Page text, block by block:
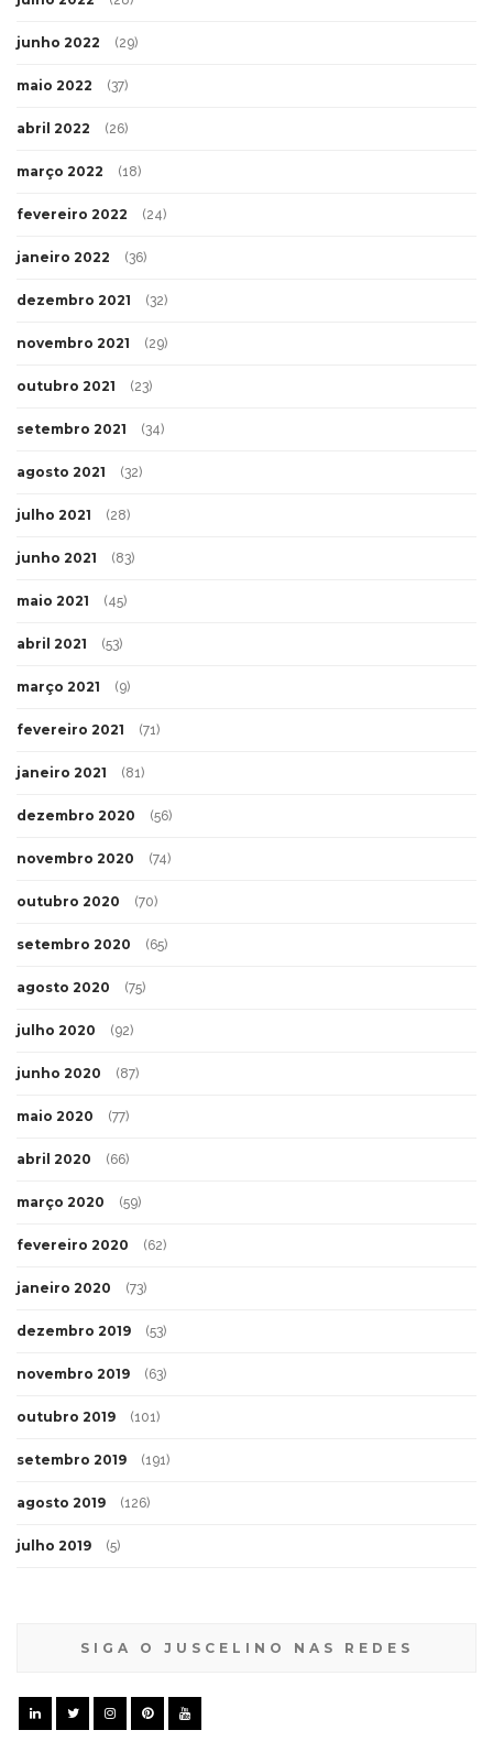
junho 2022 (29)
maio 2022 (37)
abril 2022 (26)
março 2022 (18)
fevereiro 2022 (24)
janeiro 2022 (36)
dezembro 2021 (32)
novembro 2021 (29)
outubro 2021 (23)
setembro 2021 (34)
agosto 2021 (32)
julho 2021 (28)
junho 2021 (83)
maio 2021 (45)
abril 2021 (53)
março 2021 (9)
fevereiro 2021 (71)
janeiro 2021 (81)
dezembro 2020 (56)
novembro 2020 (74)
outubro 2020 (70)
setembro 2020 (65)
agosto 2020 (75)
julho 2020 (92)
junho 2020 (87)
maio 2020 (77)
abril 2020 (66)
março 2020 (59)
fevereiro 2020 (62)
janeiro 2020 (73)
dezembro 2019 (53)
novembro 2019 (63)
outubro 2019 (101)
setembro 2019 (191)
agosto 2019 (126)
julho 2019 (5)
SIGA O JUSCELINO NAS REDES